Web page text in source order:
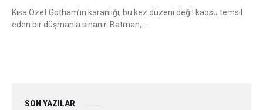
Kısa Özet Gotham’ın karanlığı, bu kez düzeni değil kaosu temsil
eden bir düşmanla sınanır. Batman,…
SON YAZILAR